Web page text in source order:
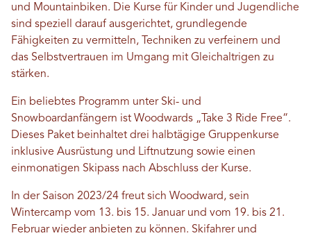
und Mountainbiken. Die Kurse für Kinder und Jugendliche
sind speziell darauf ausgerichtet, grundlegende
Fähigkeiten zu vermitteln, Techniken zu verfeinern und
das Selbstvertrauen im Umgang mit Gleichaltrigen zu
stärken.
Ein beliebtes Programm unter Ski- und
Snowboardanfängern ist Woodwards „Take 3 Ride Free“.
Dieses Paket beinhaltet drei halbtägige Gruppenkurse
inklusive Ausrüstung und Liftnutzung sowie einen
einmonatigen Skipass nach Abschluss der Kurse.
In der Saison 2023/24 freut sich Woodward, sein
Wintercamp vom 13. bis 15. Januar und vom 19. bis 21.
Februar wieder anbieten zu können. Skifahrer und